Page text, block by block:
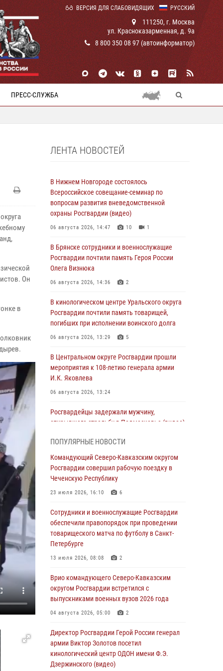
РУССКИЙ
ВЕРСИЯ ДЛЯ СЛАБОВИДЯЩИХ
111250, г. Москва
ул. Красноказарменная, д. 9а
8 800 350 08 97 (автоинформатор)
ПРЕСС-СЛУЖБА
Он
в
ЛЕНТА НОВОСТЕЙ
В Нижнем Новгороде состоялось
Всероссийское совещание-семинар по
вопросам развития вневедомственной
охраны Росгвардии (видео)
06 августа 2026, 14:47 10 1
В Брянске сотрудники и военнослужащие
Росгвардии почтили память Героя России
Олега Визнюка
06 августа 2026, 14:36 2
В кинологическом центре Уральского округа
Росгвардии почтили память товарищей,
погибших при исполнении воинского долга
06 августа 2026, 13:29 5
В Центральном округе Росгвардии прошли
мероприятия к 108‑летию генерала армии
И.К. Яковлева
06 августа 2026, 13:24
Росгвардейцы задержали мужчину,
открывшего стрельбу в Подмосковье (видео)
Росгвардейцы провели выставку вооружения
для участников сбора «Гвардеец» в Пензе
(видео)
06 августа 2026, 12:00
В Курске росгвардейцы приняли участие в
митинге, посвященном второй годовщине
вторжения ВСУ на территорию области
06 августа 2026, 11:56
задержал правонарушителя, угрожавшего
подростку травматическим пистолетом
06 августа 2026, 11:33 1
ликвидирована крупная нарколаборатория
06 августа 2026, 11:27
В Москве росгвардейцы задержали троих
ПОПУЛЯРНЫЕ НОВОСТИ
Командующий Северо-Кавказским округом
Росгвардии совершил рабочую поездку в
Чеченскую Республику
23 июля 2026, 16:10 6
Сотрудники и военнослужащие Росгвардии
обеспечили правопорядок при проведении
товарищеского матча по футболу в Санкт-
Петербурге
13 июля 2026, 08:08 2
Врио командующего Северо-Кавказским
округом Росгвардии встретился с
выпускниками военных вузов 2026 года
04 августа 2026, 05:00 2
Директор Росгвардии Герой России генерал
армии Виктор Золотов посетил
кинологический центр ОДОН имени Ф.Э.
Дзержинского (видео)